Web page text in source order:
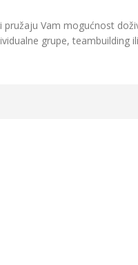
Vam mogućnost
grupe, teambuilding